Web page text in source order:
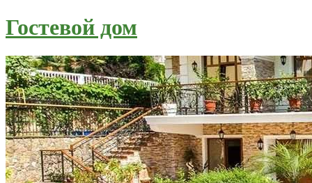
Гостевой дом